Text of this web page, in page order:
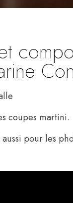
coupes martini.
pour les